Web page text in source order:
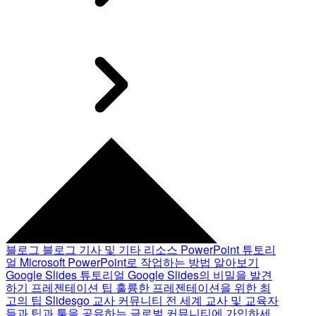
블로그 블로그 기사 및 기타 리소스 PowerPoint 튜토리
얼 Microsoft PowerPoint로 작업하는 방법 알아보기
Google Slides 튜토리얼 Google Slides의 비밀을 발견
하기 프레젠테이션 팁 훌륭한 프레젠테이션을 위한 최
고의 팁 Slidesgo 교사 커뮤니티 전 세계 교사 및 교육자